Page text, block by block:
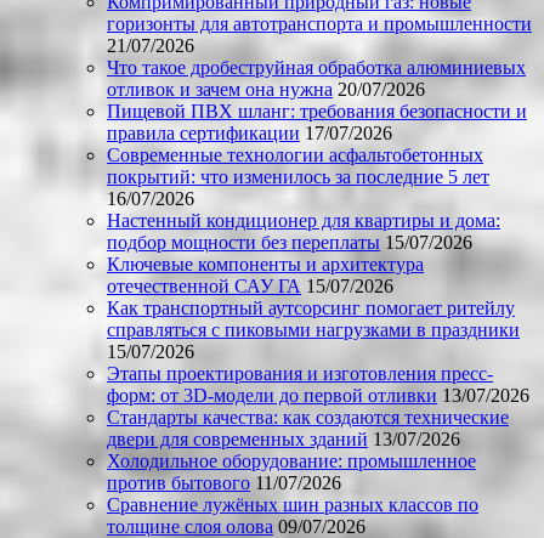
горизонты для автотранспорта и промышленности
21/07/2026
Что такое дробеструйная обработка алюминиевых
отливок и зачем она нужна 20/07/2026
Пищевой ПВХ шланг: требования безопасности и
правила сертификации 17/07/2026
Современные технологии асфальтобетонных
покрытий: что изменилось за последние 5 лет
16/07/2026
Настенный кондиционер для квартиры и дома:
подбор мощности без переплаты 15/07/2026
Ключевые компоненты и архитектура
отечественной САУ ГА 15/07/2026
Как транспортный аутсорсинг помогает ритейлу
справляться с пиковыми нагрузками в праздники
15/07/2026
Этапы проектирования и изготовления пресс-
форм: от 3D-модели до первой отливки 13/07/2026
Стандарты качества: как создаются технические
двери для современных зданий 13/07/2026
Холодильное оборудование: промышленное
против бытового 11/07/2026
Сравнение лужёных шин разных классов по
толщине слоя олова 09/07/2026